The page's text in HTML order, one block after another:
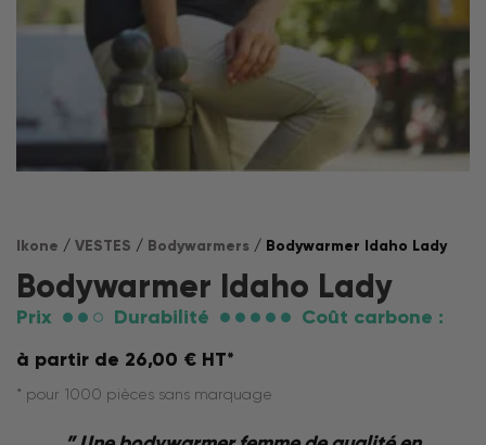
Ikone / VESTES / Bodywarmers / Bodywarmer Idaho Lady
Bodywarmer Idaho Lady
Prix Durabilité
Coût carbone :
à partir de 26,00 € HT*
* pour 1000 pièces sans marquage